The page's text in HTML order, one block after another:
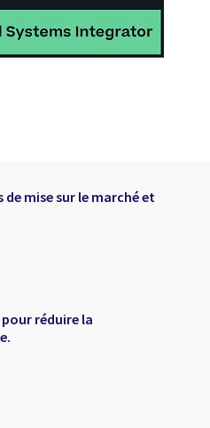
mise sur le marché et
réduire la